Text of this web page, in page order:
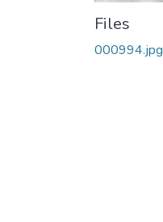
Files
000994.jpg